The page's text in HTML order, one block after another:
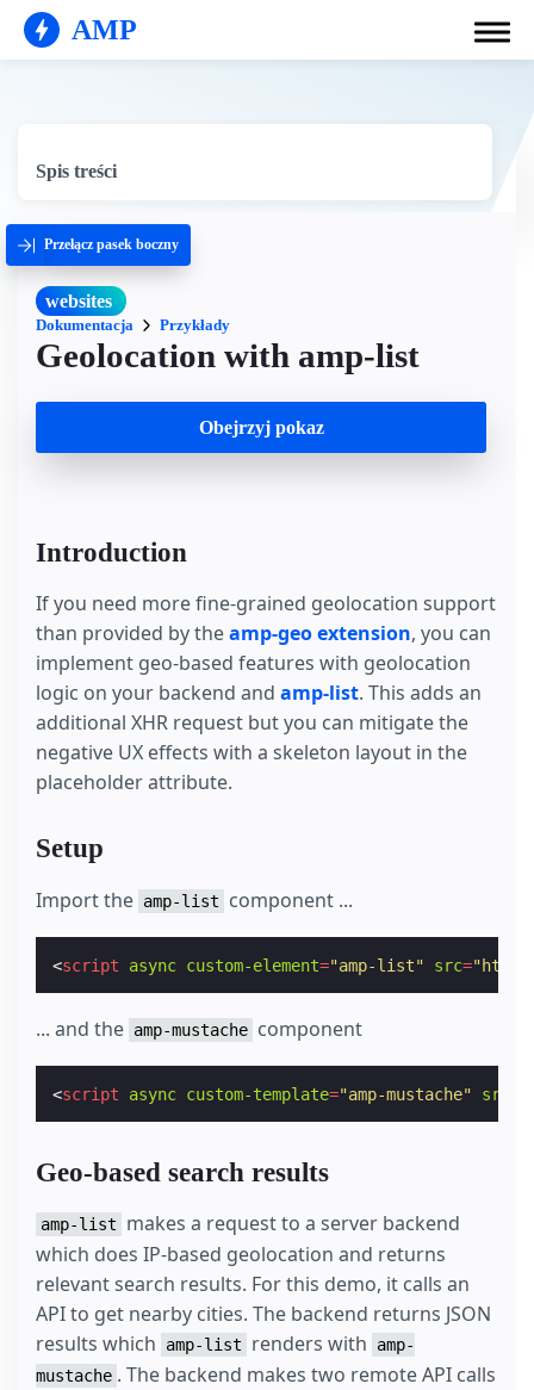
AMP
Spis treści
Przełącz pasek boczny
websites
Dokumentacja Przykłady
Geolocation with amp-list
Obejrzyj pokaz
Introduction
If you need more fine-grained geolocation support
than provided by theamp-geo extension, you can
implement geo-based features with geolocation
logic on your backend and amp-list. This adds an
additional XHR request but you can mitigate the
negative UX effects with a skeleton layout in the
placeholder attribute.
Setup
Import the amp-list component ...
<script async custom-element="amp-list" src=
... and the amp-mustache component
<script async custom-template="amp-mustache" src
Geo-based search results
amp-list
makes a request to a server backend
which does IP-based geolocation and returns
relevant search results. For this demo, it calls an
API to get nearby cities. The backend returns JSON
results which
amp-list renders with
amp-
mustache . The backend makes two remote API calls